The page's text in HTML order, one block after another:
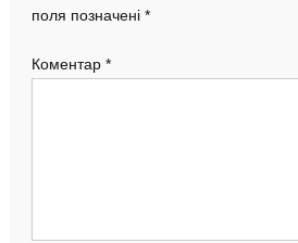
поля позначені *
Коментар *